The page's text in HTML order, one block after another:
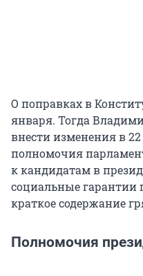
О поправках в
января. Тогда
внести изменения в
полномочия
к кандидатам в
социальные гарантии
краткое содержание
Полномочия